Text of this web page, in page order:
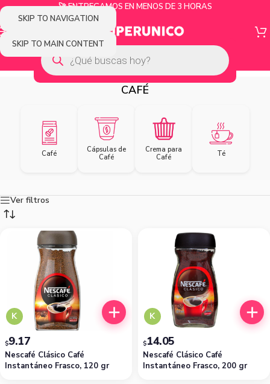
SKIP TO NAVIGATION
SKIP TO MAIN CONTENT
🚀 ENTREGAMOS EN MENOS DE 3 HORAS
CAFÉ
Café
Cápsulas de
Café
Crema para
Café
Té
Ver filtros
K
Nescafé Clásico Café
Instantáneo Frasco, 120 gr
$9.17
K
Nescafé Clásico Café
Instantáneo Frasco, 200 gr
$14.05